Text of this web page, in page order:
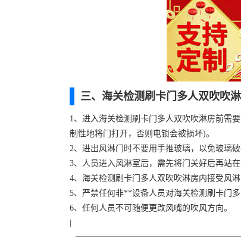
三、海关检测刷卡门多人双吹吹淋
1、进入海关检测刷卡门多人双吹吹淋房前需
制性地将门打开，否则电锁会被损坏)。
2、进出风淋门时不要用手推玻璃，以免玻璃破
3、人员进入风淋室后，需先将门关好后再站
4、海关检测刷卡门多人双吹吹淋房内接受风
5、严禁任何非**设备人员对海关检测刷卡门
6、任何人员不可随便更改风嘴的吹风方向。